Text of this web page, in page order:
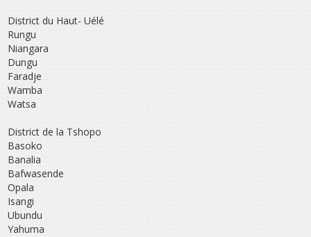
District du Haut- Uélé
Rungu
Niangara
Dungu
Faradje
Wamba
Watsa
District de la Tshopo
Basoko
Banalia
Bafwasende
Opala
Isangi
Ubundu
Yahuma